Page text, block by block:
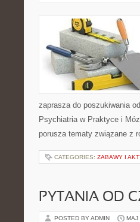
zaprasza do poszukiwania
Psychiatria w Praktyce i
porusza tematy związane z
CATEGORIES: ZABAWY I
PYTANIA OD
POSTED BY ADMIN MAJ